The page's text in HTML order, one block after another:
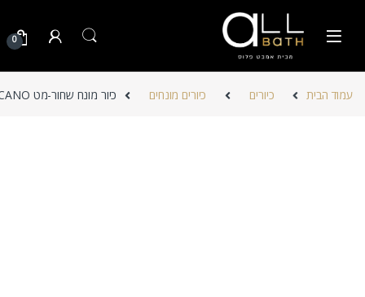
0
עמוד הבית כיורים כיורים מונחים כיור מונח שחור-מט VOLCANO